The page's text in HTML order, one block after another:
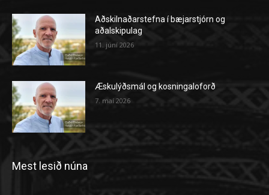
Aðskilnaðarstefna í bæjarstjórn og
aðalskipulag
11. júní 2026
Æskulýðsmál og kosningaloforð
7. maí 2026
Mest lesið núna